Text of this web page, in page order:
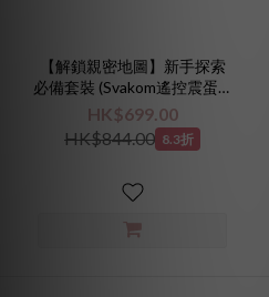
【解鎖親密地圖】新手探索
必備套裝 (Svakom遙控震蛋 +
System Jo涼感液 + Pjur清潔
噴霧)
HK$699.00
HK$844.00 8.3折